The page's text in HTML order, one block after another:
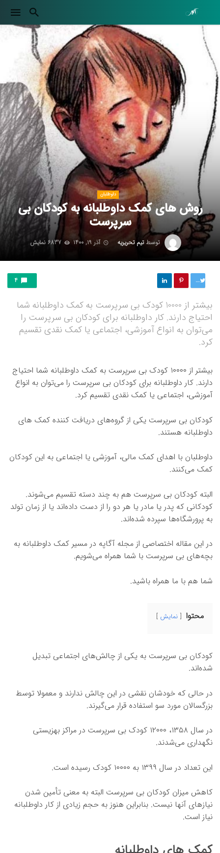
داوطلبان
روش های کمک داوطلبانه به کودکان بی
سرپرست
توسطتیم تحریریه آذر ۱۹, ۱۴۰۰ 6837 نمایش
توییت 4
بیشتر از 10000 کودک بی سرپرست به کمک داوطلبانه شما
احتیاج دارند. کار داوطلبانه برای کودکان بی سرپرست را
می‌توان به انواع آموزشی، اجتماعی یا کمک نقدی تقسیم
کرد.
بیشتر از ۱۰۰۰۰ کودک بی سرپرست به کمک داوطلبانه شما احتیاج
دارند. کار داوطلبانه برای کودکان بی سرپرست را می‌توان به انواع
آموزشی، اجتماعی یا کمک نقدی تقسیم کرد.
کودکان بی سرپرست یکی از گروه‌های دریافت کننده کمک های
داوطلبانه هستند.
داوطلبان با اهدای کمک مالی، آموزشی یا اجتماعی به این کودکان
کمک می‌کنند.
البته کودکان بی سرپرست هم به چند دسته تقسیم می‌شوند.
کودکانی که پدر یا مادر یا هر دو را از دست داده‌اند یا از زمان تولد
به پرورشگاه‌ها سپرده شده‌اند.
در این مقاله اختصاصی از مجله آگاپه در مسیر کمک داوطلبانه به
بچه‌های بی سرپرست با شما همراه می‌شویم.
شما هم با ما همراه باشید.
محتوا نمایش
کودکان بی سرپرست به یکی از چالش‌های اجتماعی تبدیل
شده‌اند.
در حالی که خودشان نقشی در این چالش ندارند و معمولا توسط
بزرگسالان مورد سو استفاده قرار می‌گیرند.
در سال ۱۳۵۸، ۱۲۰۰۰ کودک بی سرپرست در مراکز بهزیستی
نگهداری می‌شدند.
این تعداد در سال ۱۳۹۹ به ۱۰۰۰۰ کودک رسیده است.
کاهش میزان کودکان بی سرپرست البته به معنی تأمین شدن
نیازهای آنها نیست. بنابراین هنوز به حجم زیادی از کار داوطلبانه
نیاز است.